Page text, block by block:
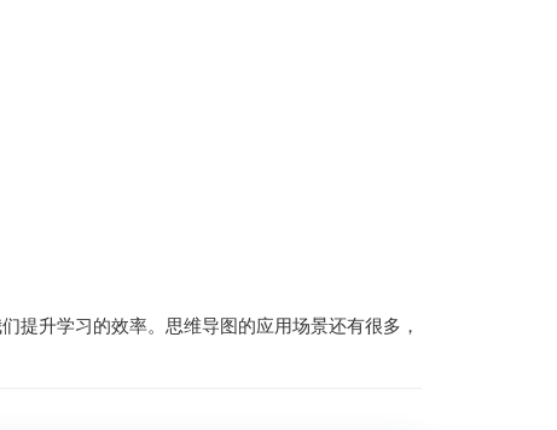
提升学习的效率。思维导图的应用场景还有很多，